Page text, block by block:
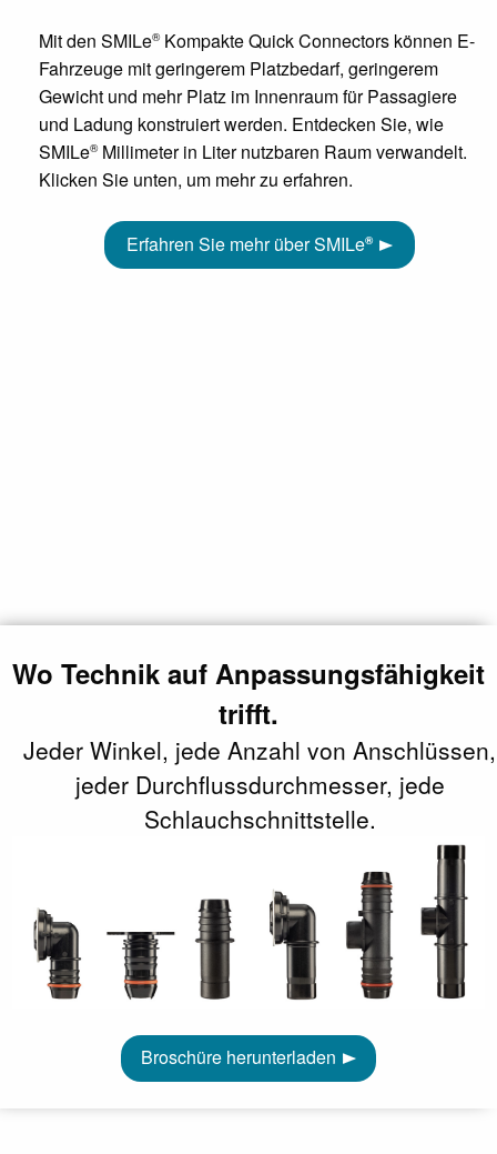
Mit den SMILe®Kompakte Quick Connectors können E-
Fahrzeuge mit geringerem Platzbedarf, geringerem
Gewicht und mehr Platz im Innenraum für Passagiere
und Ladung konstruiert werden. Entdecken Sie, wie
SMILe®Millimeter in Liter nutzbaren Raum verwandelt.
Klicken Sie unten, um mehr zu erfahren.
Erfahren Sie mehr über SMILe®
Wo Technik auf Anpassungsfähigkeit
trifft.
Jeder Winkel, jede Anzahl von Anschlüssen,
jeder Durchflussdurchmesser, jede
Schlauchschnittstelle.
Broschüre herunterladen